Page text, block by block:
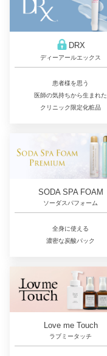
DRX
ディーアールエックス
患者様を思う
医師の気持ちから生まれた
クリニック限定化粧品
SODA SPA FOAM
ソーダスパフォーム
全身に使える
濃密な炭酸パック
Love me Touch
ラブミータッチ